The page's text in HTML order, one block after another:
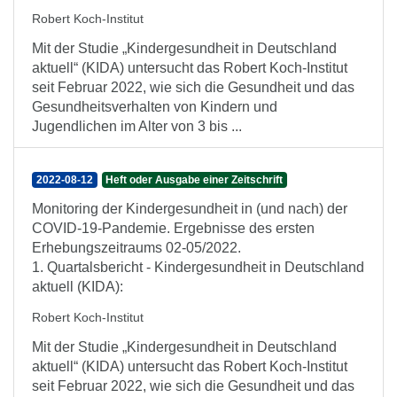
Robert Koch-Institut
Mit der Studie „Kindergesundheit in Deutschland
aktuell“ (KIDA) untersucht das Robert Koch-Institut
seit Februar 2022, wie sich die Gesundheit und das
Gesundheitsverhalten von Kindern und
Jugendlichen im Alter von 3 bis ...
2022-08-12 Heft oder Ausgabe einer Zeitschrift
Monitoring der Kindergesundheit in (und nach) der
COVID-19-Pandemie. Ergebnisse des ersten
Erhebungszeitraums 02-05/2022.
1. Quartalsbericht - Kindergesundheit in Deutschland
aktuell (KIDA):
Robert Koch-Institut
Mit der Studie „Kindergesundheit in Deutschland
aktuell“ (KIDA) untersucht das Robert Koch-Institut
seit Februar 2022, wie sich die Gesundheit und das